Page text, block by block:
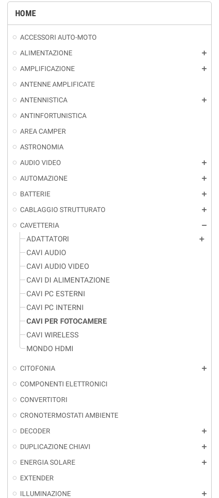
HOME
ACCESSORI AUTO-MOTO
ALIMENTAZIONE
add
AMPLIFICAZIONE add
ANTENNE AMPLIFICATE
ANTENNISTICA
add
ANTINFORTUNISTICA
AREA CAMPER
ASTRONOMIA
AUDIO VIDEO
add
AUTOMAZIONE add
BATTERIE add
CABLAGGIO STRUTTURATO add
CAVETTERIA remove
ADATTATORI add
CAVI AUDIO
CAVI AUDIO VIDEO
CAVI DI ALIMENTAZIONE
CAVI PC ESTERNI
CAVI PC INTERNI
CAVI PER FOTOCAMERE
CAVI WIRELESS
MONDO HDMI
CITOFONIA add
COMPONENTI ELETTRONICI
CONVERTITORI
CRONOTERMOSTATI AMBIENTE
DECODER
add
DUPLICAZIONE CHIAVI add
ENERGIA SOLARE add
EXTENDER
ILLUMINAZIONE
add